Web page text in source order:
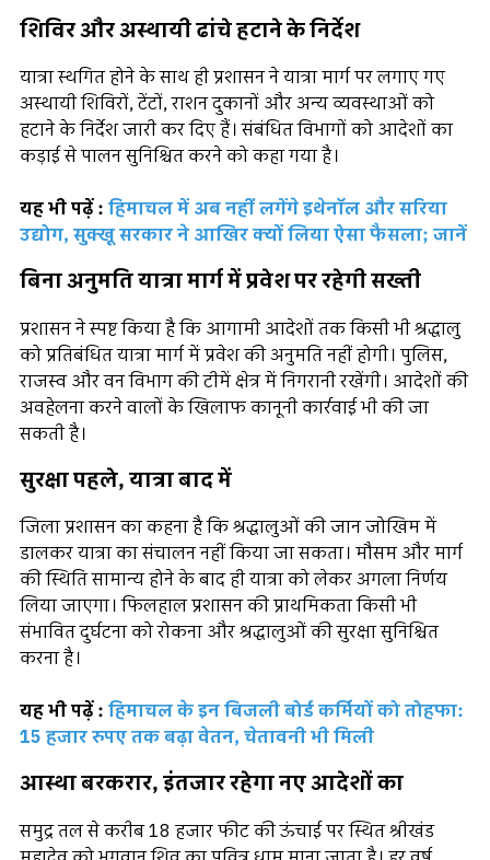
शिविर और अस्थायी ढांचे हटाने के निर्देश
यात्रा स्थगित होने के साथ ही प्रशासन ने यात्रा मार्ग पर लगाए गए
अस्थायी शिविरों, टेंटों, राशन दुकानों और अन्य व्यवस्थाओं को
हटाने के निर्देश जारी कर दिए हैं। संबंधित विभागों को आदेशों का
कड़ाई से पालन सुनिश्चित करने को कहा गया है।
यह भी पढ़ें : हिमाचल में अब नहीं लगेंगे इथेनॉल और सरिया
उद्योग, सुक्खू सरकार ने आखिर क्यों लिया ऐसा फैसला; जानें
बिना अनुमति यात्रा मार्ग में प्रवेश पर रहेगी सख्ती
प्रशासन ने स्पष्ट किया है कि आगामी आदेशों तक किसी भी श्रद्धालु
को प्रतिबंधित यात्रा मार्ग में प्रवेश की अनुमति नहीं होगी। पुलिस,
राजस्व और वन विभाग की टीमें क्षेत्र में निगरानी रखेंगी। आदेशों की
अवहेलना करने वालों के खिलाफ कानूनी कार्रवाई भी की जा
सकती है।
सुरक्षा पहले, यात्रा बाद में
जिला प्रशासन का कहना है कि श्रद्धालुओं की जान जोखिम में
डालकर यात्रा का संचालन नहीं किया जा सकता। मौसम और मार्ग
की स्थिति सामान्य होने के बाद ही यात्रा को लेकर अगला निर्णय
लिया जाएगा। फिलहाल प्रशासन की प्राथमिकता किसी भी
संभावित दुर्घटना को रोकना और श्रद्धालुओं की सुरक्षा सुनिश्चित
करना है।
यह भी पढ़ें : हिमाचल के इन बिजली बोर्ड कर्मियों को तोहफा:
15 हजार रुपए तक बढ़ा वेतन, चेतावनी भी मिली
आस्था बरकरार, इंतजार रहेगा नए आदेशों का
समुद्र तल से करीब 18 हजार फीट की ऊंचाई पर स्थित श्रीखंड